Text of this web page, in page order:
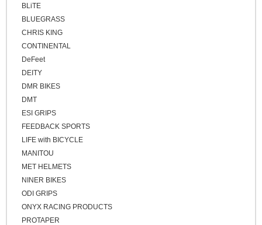
グリーン
イエロー
ゴールド
シルバー
その他
ベージュ
ブロンズ
小径/折りたたみ自転車
タイムトライアル / トライアスロン
キッズバイク
シクロクロスバイク
BLiTE
BLUEGRASS
CHRIS KING
CONTINENTAL
DeFeet
DEITY
DMR BIKES
DMT
ESI GRIPS
FEEDBACK SPORTS
LIFE with BICYCLE
MANITOU
MET HELMETS
NINER BIKES
ODI GRIPS
ONYX RACING PRODUCTS
PROTAPER